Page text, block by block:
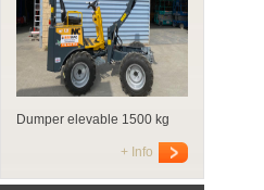
Dumper elevable 1500 kg
+ Info